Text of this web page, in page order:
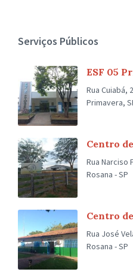
Serviços Públicos
ESF 05
Rua Cuiabá,
Primavera,
Centro
Rua Narciso
Rosana - SP
Centro
Rua José
Rosana - SP